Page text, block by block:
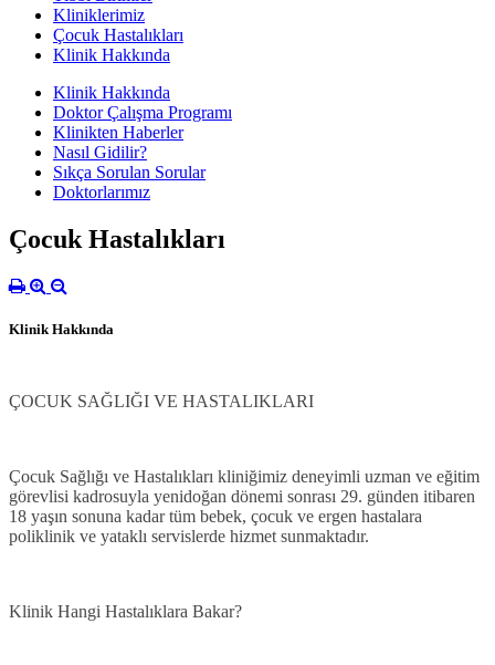
Kliniklerimiz
Çocuk Hastalıkları
Klinik Hakkında
Klinik Hakkında
Doktor Çalışma Programı
Klinikten Haberler
Nasıl Gidilir?
Sıkça Sorulan Sorular
Doktorlarımız
Çocuk Hastalıkları
Klinik Hakkında
ÇOCUK SAĞLIĞI VE HASTALIKLARI
Çocuk Sağlığı ve Hastalıkları kliniğimiz deneyimli uzman ve eğitim
görevlisi kadrosuyla yenidoğan dönemi sonrası 29. günden itibaren
18 yaşın sonuna kadar tüm bebek, çocuk ve ergen hastalara
poliklinik ve yataklı servislerde hizmet sunmaktadır.
Klinik Hangi Hastalıklara Bakar?